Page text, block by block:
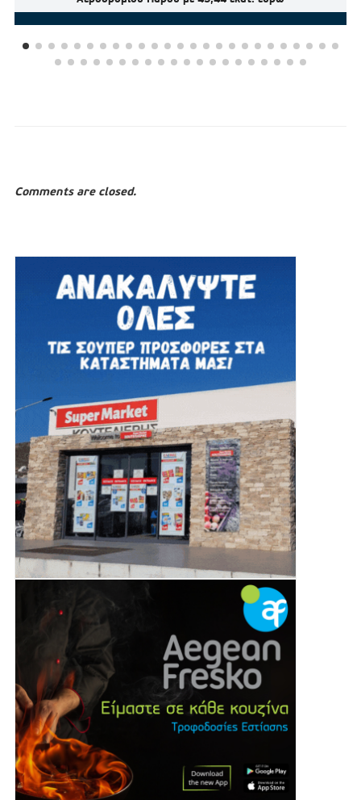
Comments are closed.